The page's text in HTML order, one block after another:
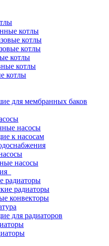
котлы
котлы
котлы
котлы
котлы
котлы
для мембранных баков
насосы
к насосам
насосы
радиаторы
радиаторы
конвекторы
для радиаторов